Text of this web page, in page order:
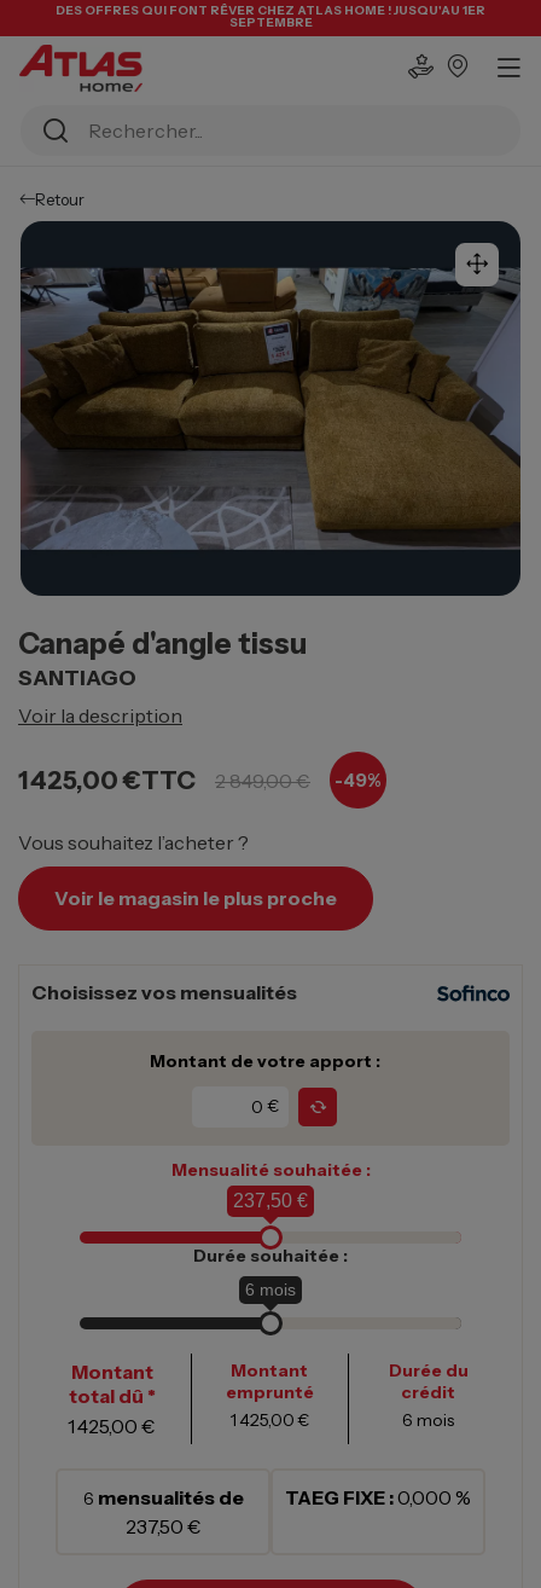
DES OFFRES QUI FONT RÊVER CHEZ ATLAS HOME ! JUSQU'AU 1ER
SEPTEMBRE
Retour
Canapé d'angle tissu
SANTIAGO
Voir la description
1 425,00 €TTC 2 849,00 € -49%
Vous souhaitez l’acheter ?
Voir le magasin le plus proche
Choisissez vos mensualités
Montant de votre apport :
€
Mensualité souhaitée :
237,50 €
Durée souhaitée :
6 mois
Montant
total dû *
1 425,00 €
Montant
emprunté
1 425,00 €
Durée du
crédit
6 mois
6 mensualités de
237,50 €
TAEG FIXE :0,000 %